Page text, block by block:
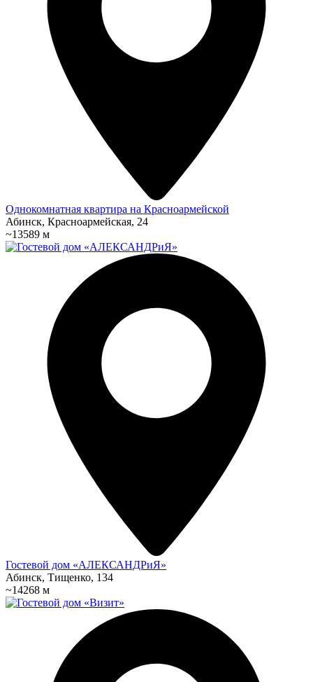
Однокомнатная квартира на Красноармейской
Абинск, Красноармейская, 24
~13589 м
Гостевой дом «АЛЕКСАНДРиЯ»
Абинск, Тищенко, 134
~14268 м